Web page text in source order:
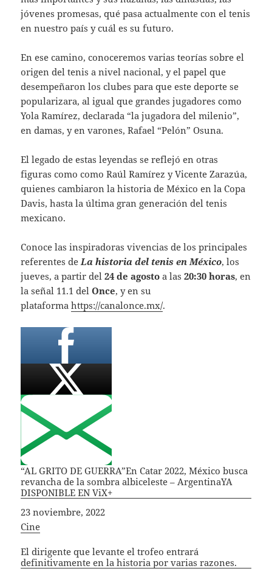
jóvenes promesas, qué pasa actualmente con el tenis
en nuestro país y cuál es su futuro.
En ese camino, conoceremos varias teorías sobre el
origen del tenis a nivel nacional, y el papel que
desempeñaron los clubes para que este deporte se
popularizara, al igual que grandes jugadores como
Yola Ramírez, declarada “la jugadora del milenio”,
en damas, y en varones, Rafael “Pelón” Osuna.
El legado de estas leyendas se reflejó en otras
figuras como como Raúl Ramírez y Vicente Zarazúa,
quienes cambiaron la historia de México en la Copa
Davis, hasta la última gran generación del tenis
mexicano.
Conoce las inspiradoras vivencias de los principales
referentes de La historia del tenis en México, los
jueves, a partir del24 de agostoa las20:30 horas, en
la señal 11.1 delOnce, y en su
plataformahttps://canalonce.mx/.
“AL GRITO DE GUERRA”En Catar 2022, México busca
revancha de la sombra albiceleste – ArgentinaYA
DISPONIBLE EN ViX+
Fecha
23 noviembre, 2022
In relation to
Cine
El dirigente que levante el trofeo entrará
definitivamente en la historia por varias razones.